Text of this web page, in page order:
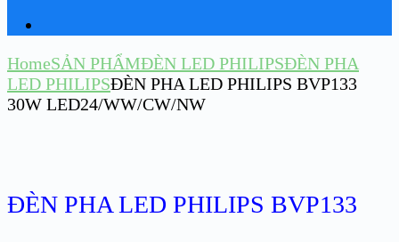
HomeSẢN PHẨMĐÈN LED PHILIPSĐÈN PHA
LED PHILIPSĐÈN PHA LED PHILIPS BVP133
30W LED24/WW/CW/NW
ĐÈN PHA LED PHILIPS BVP133